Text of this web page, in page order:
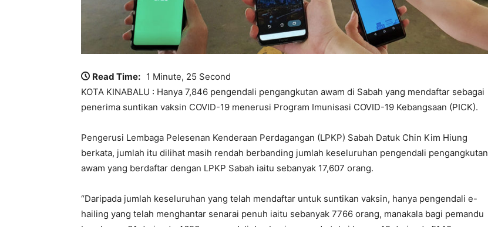
Read Time: 1 Minute, 25 Second
KOTA KINABALU : Hanya 7,846 pengendali pengangkutan awam di Sabah yang mendaftar sebagai
penerima suntikan vaksin COVID-19 menerusi Program Imunisasi COVID-19 Kebangsaan (PICK).
Pengerusi Lembaga Pelesenan Kenderaan Perdagangan (LPKP) Sabah Datuk Chin Kim Hiung
berkata, jumlah itu dilihat masih rendah berbanding jumlah keseluruhan pengendali pengangkutan
awam yang berdaftar dengan LPKP Sabah iaitu sebanyak 17,607 orang.
“Daripada jumlah keseluruhan yang telah mendaftar untuk suntikan vaksin, hanya pengendali e-
hailing yang telah menghantar senarai penuh iaitu sebanyak 7766 orang, manakala bagi pemandu